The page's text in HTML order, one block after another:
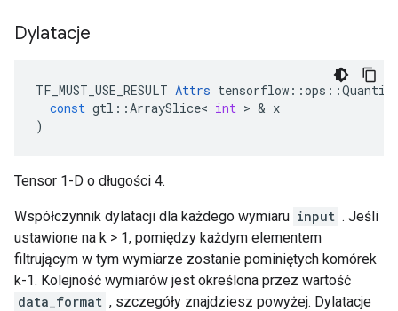
Dylatacje
TF_MUST_USE_RESULT Attrs tensorflow ::ops ::
const gtl ::ArraySlice< int > & x
)
Tensor 1-D o długości 4.
Współczynnik dylatacji dla każdego wymiaru input . Jeśli
ustawione na k > 1, pomiędzy każdym elementem
filtrującym w tym wymiarze zostanie pominiętych komórek
k-1. Kolejność wymiarów jest określona przez wartość
data_format , szczegóły znajdziesz powyżej. Dylatacje